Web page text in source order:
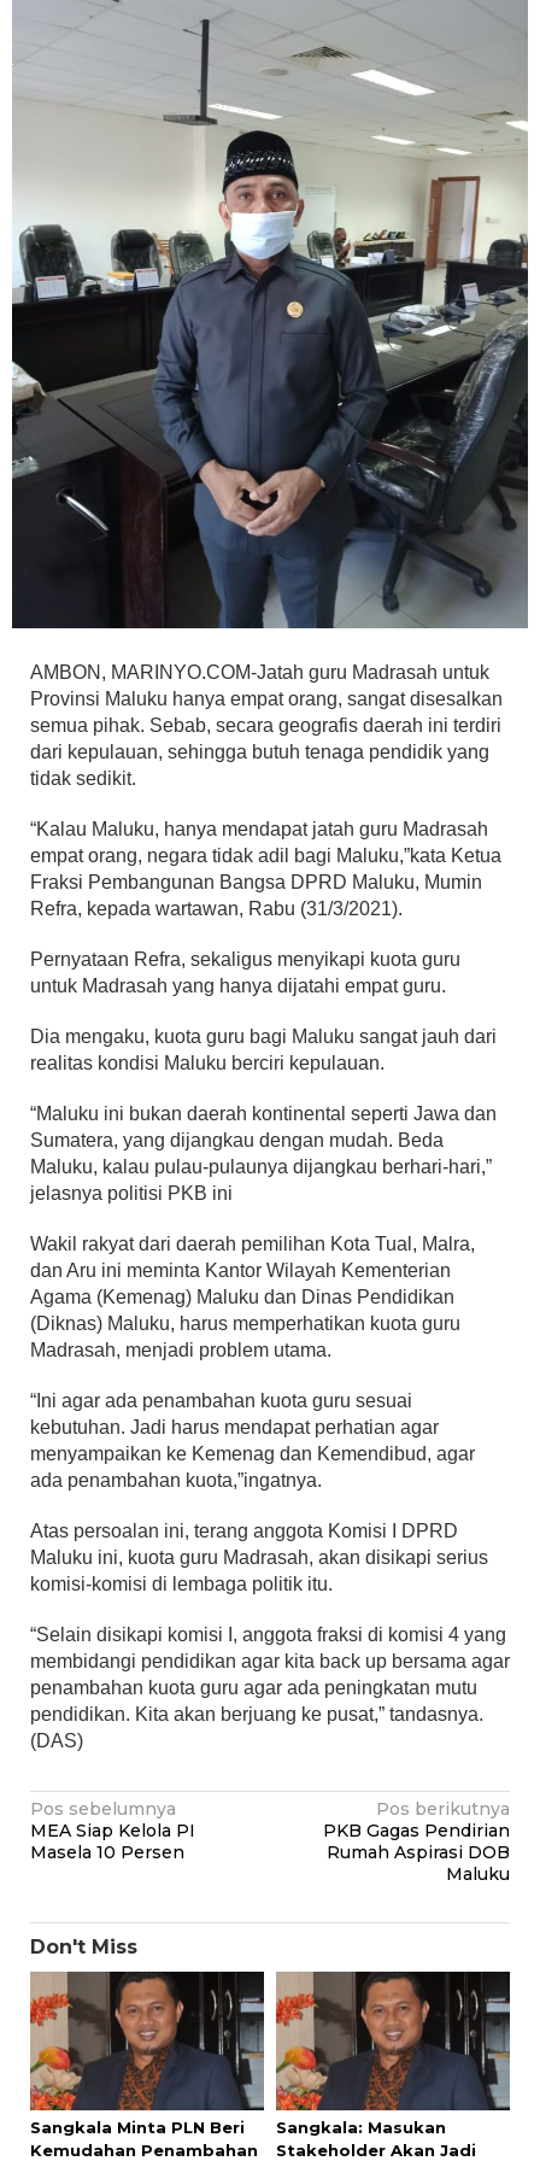
AMBON, MARINYO.COM-Jatah guru Madrasah untuk
Provinsi Maluku hanya empat orang, sangat disesalkan
semua pihak. Sebab, secara geografis daerah ini terdiri
dari kepulauan, sehingga butuh tenaga pendidik yang
tidak sedikit.
“Kalau Maluku, hanya mendapat jatah guru Madrasah
empat orang, negara tidak adil bagi Maluku,”kata Ketua
Fraksi Pembangunan Bangsa DPRD Maluku, Mumin
Refra, kepada wartawan, Rabu (31/3/2021).
Pernyataan Refra, sekaligus menyikapi kuota guru
untuk Madrasah yang hanya dijatahi empat guru.
Dia mengaku, kuota guru bagi Maluku sangat jauh dari
realitas kondisi Maluku berciri kepulauan.
“Maluku ini bukan daerah kontinental seperti Jawa dan
Sumatera, yang dijangkau dengan mudah. Beda
Maluku, kalau pulau-pulaunya dijangkau berhari-hari,”
jelasnya politisi PKB ini
Wakil rakyat dari daerah pemilihan Kota Tual, Malra,
dan Aru ini meminta Kantor Wilayah Kementerian
Agama (Kemenag) Maluku dan Dinas Pendidikan
(Diknas) Maluku, harus memperhatikan kuota guru
Madrasah, menjadi problem utama.
“Ini agar ada penambahan kuota guru sesuai
kebutuhan. Jadi harus mendapat perhatian agar
menyampaikan ke Kemenag dan Kemendibud, agar
ada penambahan kuota,”ingatnya.
Atas persoalan ini, terang anggota Komisi I DPRD
Maluku ini, kuota guru Madrasah, akan disikapi serius
komisi-komisi di lembaga politik itu.
“Selain disikapi komisi I, anggota fraksi di komisi 4 yang
membidangi pendidikan agar kita back up bersama agar
penambahan kuota guru agar ada peningkatan mutu
pendidikan. Kita akan berjuang ke pusat,” tandasnya.
(DAS)
Navigasi
pos
Pos sebelumnya
MEA Siap Kelola PI
Masela 10 Persen
Pos berikutnya
PKB Gagas Pendirian
Rumah Aspirasi DOB
Maluku
Don't Miss
Sangkala Minta PLN Beri
Kemudahan Penambahan
Sangkala: Masukan
Stakeholder Akan Jadi